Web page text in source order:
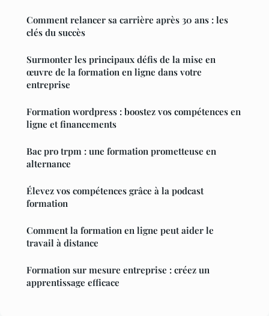
Comment relancer sa carrière après 30 ans : les
clés du succès
Surmonter les principaux défis de la mise en
œuvre de la formation en ligne dans votre
entreprise
Formation wordpress : boostez vos compétences en
ligne et financements
Bac pro trpm : une formation prometteuse en
alternance
Élevez vos compétences grâce à la podcast
formation
Comment la formation en ligne peut aider le
travail à distance
Formation sur mesure entreprise : créez un
apprentissage efficace